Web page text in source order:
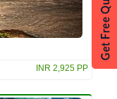
INR 2,925 PP